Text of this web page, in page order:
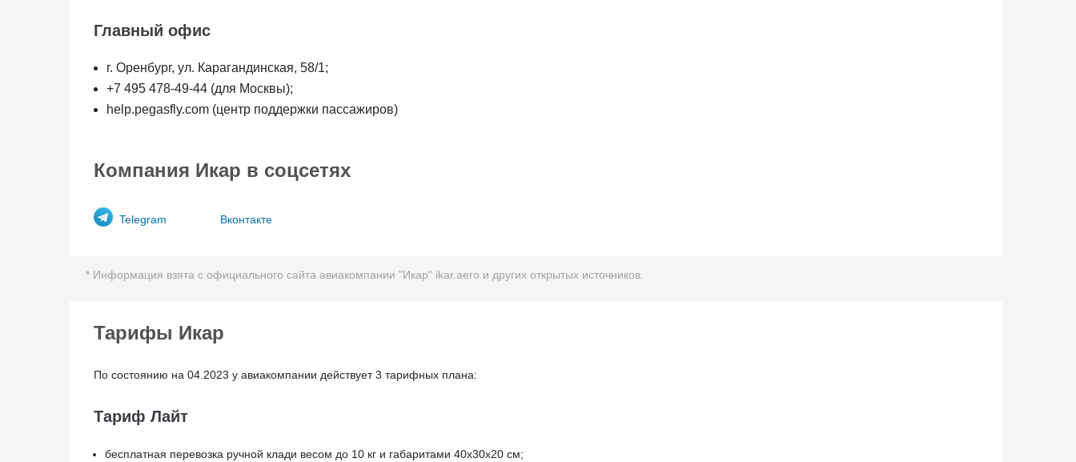
Главный офис
г. Оренбург, ул. Карагандинская, 58/1;
+7 495 478-49-44 (для Москвы);
help.pegasfly.com (центр поддержки пассажиров)
Компания Икар в соцсетях
Telegram Вконтакте
* Информация взята с официального сайта авиакомпании "Икар" ikar.aero и других открытых источников.
Тарифы Икар
По состоянию на 04.2023 у авиакомпании действует 3 тарифных плана:
Тариф Лайт
бесплатная перевозка ручной клади весом до 10 кг и габаритами 40х30х20 см;